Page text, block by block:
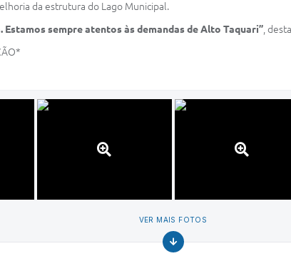
da estrutura do Lago Municipal.
Estamos sempre atentos às demandas de Alto Taquari” ,
VER MAIS FOTOS